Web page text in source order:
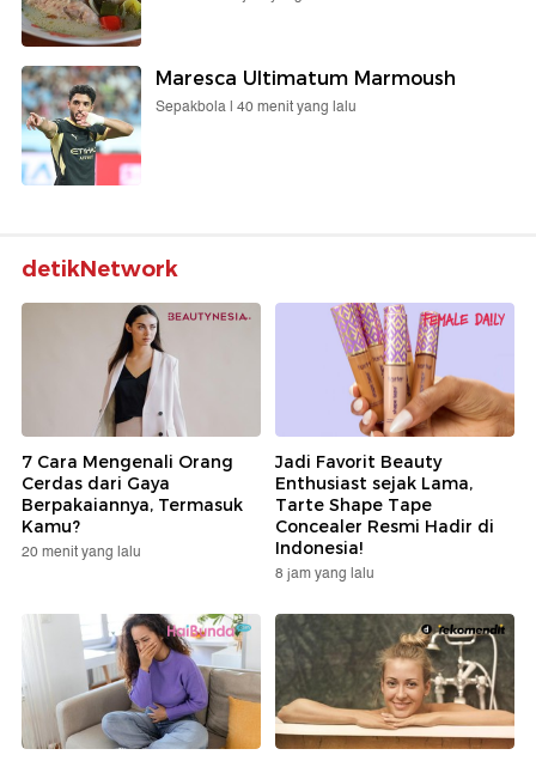
Maresca Ultimatum Marmoush
Sepakbola | 40 menit yang lalu
detikNetwork
7 Cara Mengenali Orang
Cerdas dari Gaya
Berpakaiannya, Termasuk
Kamu?
20 menit yang lalu
Jadi Favorit Beauty
Enthusiast sejak Lama,
Tarte Shape Tape
Concealer Resmi Hadir di
Indonesia!
8 jam yang lalu